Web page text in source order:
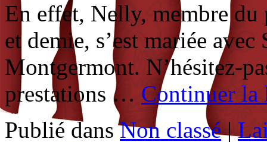
En effet, Nelly, membre du
et demie, s’est mariée
Montgermont. N’hésitez-
prestations … Continuer
Publié dans Non classé |